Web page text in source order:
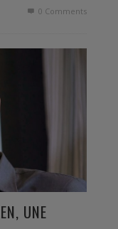
0 Comments
UNE